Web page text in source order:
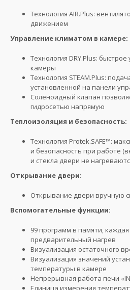
Технология AIR.Plus:
движением
Управление климатом в камере:
Технология DRY.Plus:
камеры
Технология STEAM.Plus:
установленной на панели
Соленоидный клапан
гидросетью напрямую
Теплоизоляция и безопасность:
Технология Protek.SAFE™:
и безопасность при работе
и стекла двери не
Открывание двери:
Открывание двери вручную
Вспомогательные функции:
99 программ в памяти,
предварительный нагрев
Визуализация остаточного
Визуализация значений
температуры в камере
Непрерывная работа печи
Единица измерения